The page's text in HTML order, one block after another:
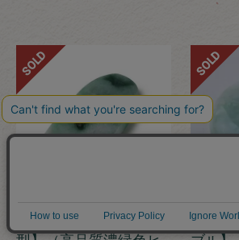
【大型・ワイルドな角
SOLD
【まろ
SOLD